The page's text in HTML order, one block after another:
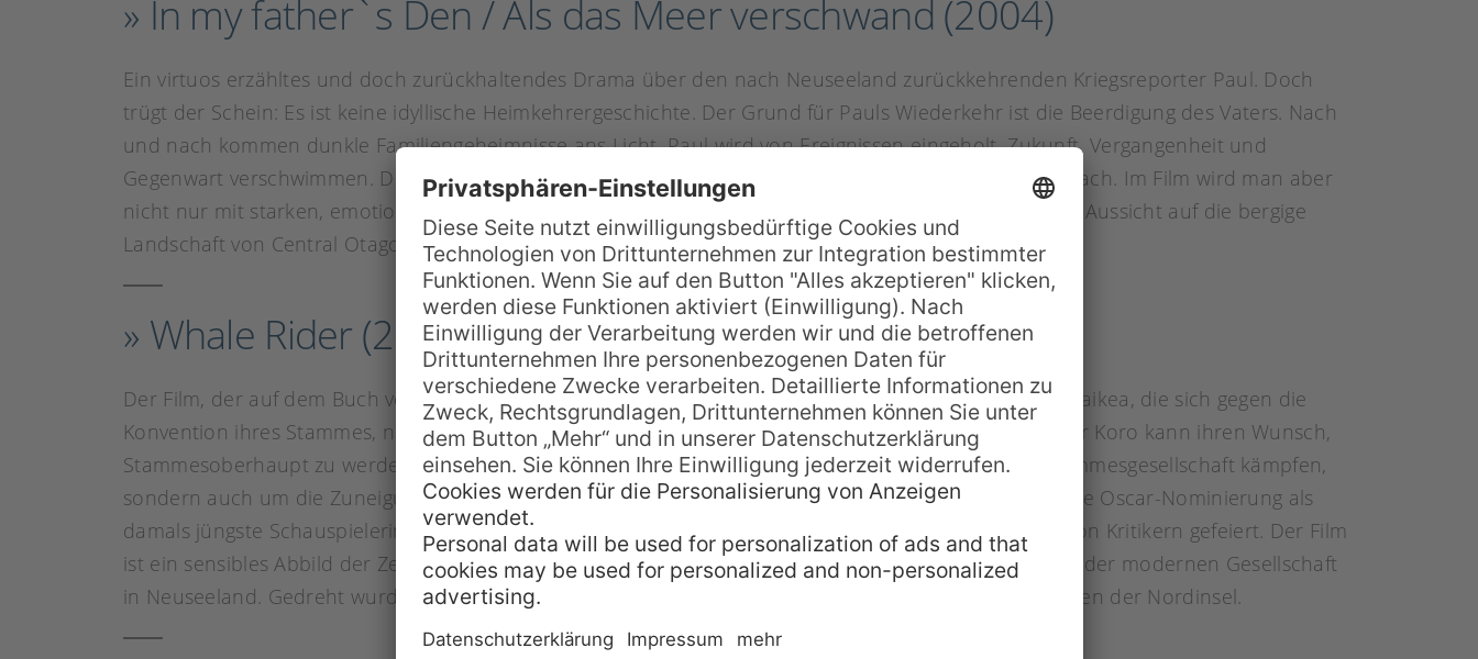
» In my father`s Den / Als das Meer verschwand (2004)
Ein virtuos erzähltes und doch zurückhaltendes Drama über den nach Neuseeland zurückkehrenden Kriegsreporter Paul. Doch
trügt der Schein: Es ist keine idyllische Heimkehrergeschichte. Der Grund für Pauls Wiederkehr ist die Beerdigung des Vaters. Nach
und nach kommen dunkle Familiengeheimnisse ans Licht. Paul wird von Ereignissen eingeholt, Zukunft, Vergangenheit und
Gegenwart verschwimmen. Die Antworten auf Wahrheit, die im Film gegeben werden, sind niemals einfach. Im Film wird man aber
nicht nur mit starken, emotionsgeladenen Bildern konfrontiert, sondern man bekommt auch eine tolle Aussicht auf die bergige
Landschaft von Central Otago.
» Whale Rider (2000)
Der Film, der auf dem Buch von Witi Ihimaera beruht, handelt von dem zwölfjährigen Maorimädchen Paikea, die sich gegen die
Konvention ihres Stammes, nur Männer zum Häuptling zu ernennen, auflehnt. Besonders ihr Großvater Koro kann ihren Wunsch,
Stammesoberhaupt zu werden, nicht akzeptieren. Paikea muss nun nicht nur um ihre Rolle in der Stammesgesellschaft kämpfen,
sondern auch um die Zuneigung ihres geliebten Großvaters. Keisha Castle-Hughes brachte der Film eine Oscar-Nominierung als
damals jüngste Schauspielerin für die Kategorie „beste Hauptdarstellerin“ ein. International wurde er von Kritikern gefeiert. Der Film
ist ein sensibles Abbild der Zerrissenheit der Maori zwischen ihren Jahrhunderte alten Traditionen und der modernen Gesellschaft
in Neuseeland. Gedreht wurde der Film übrigens im malerischen Whangara, ein kleiner Ort im Nordosten der Nordinsel.